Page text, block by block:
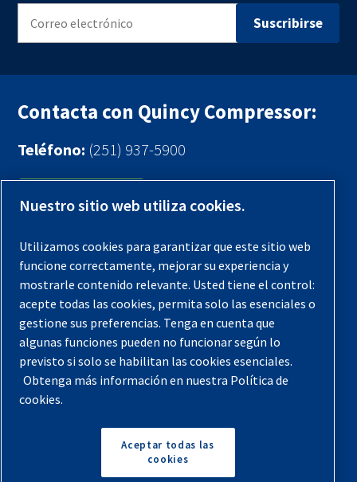
Contacta con Quincy Compressor:
Teléfono: (251) 937-5900
Contáctenos
Registra tu compresor
Aviso legal
Garantías
Política de privacidad
Términos y Condiciones
Mapa del sitio
© 2026 Quincy Compressor. Todos los derechos
Volver arriba
Nuestro sitio web utiliza cookies.
Utilizamos cookies para garantizar que este sitio web
funcione correctamente, mejorar su experiencia y
mostrarle contenido relevante. Usted tiene el control:
acepte todas las cookies, permita solo las esenciales o
gestione sus preferencias. Tenga en cuenta que
algunas funciones pueden no funcionar según lo
previsto si solo se habilitan las cookies esenciales.
Obtenga más información en nuestra Política de
cookies.
Aceptar todas las
cookies